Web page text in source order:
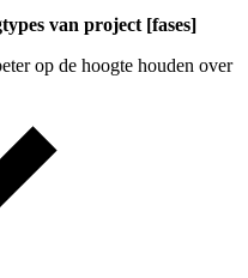
van project [fases]
op de hoogte houden over